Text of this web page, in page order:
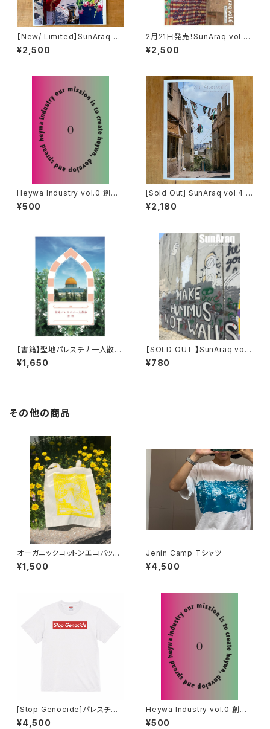
【New/ Limited】SunAraq vo
l.5 witness 写真集
¥2,500
2月21日発売！SunAraq vol.6
極私的パレスチナ旅日記
¥2,500
Heywa Industry vol.0 創刊
号
¥500
[Sold Out] SunAraq vol.4 パ
レスチナ・ジェニン市街、ジェニ
ン難民キャンプ特集・写真集
¥2,180
【書籍】聖地パレスチナ一人散歩
_改訂版
¥1,650
【SOLD OUT 】SunAraq vol.1
Wall Bethlehem
¥780
その他の商品
オーガニックコットンエコバッグ
A3サイズ
¥1,500
Jenin Camp Tシャツ
¥4,500
[Stop Genocide]パレスチナ
連帯Tシャツ
¥4,500
Heywa Industry vol.0 創刊
号
¥500